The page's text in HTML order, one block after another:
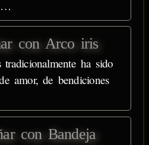
con Arco iris
ha sido
amor, de bendiciones
con Bandeja